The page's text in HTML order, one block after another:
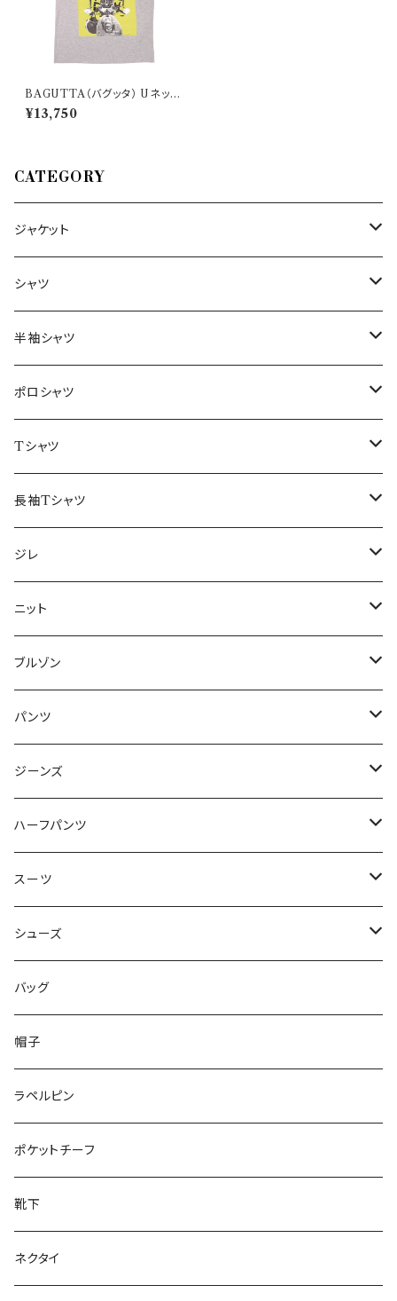
BAGUTTA（バグッタ） Uネック
半袖Tシャツ TC6_S8 31896
¥13,750
CATEGORY
ジャケット
～44/S
46/M
48/L
50/XL～
シャツ
～44/S
46/M
48/L
50/XL～
半袖シャツ
～44/S
46/M
48/L
50/XL～
ポロシャツ
～44/S
46/M
48/L
50/XL～
Tシャツ
～44/S
46/M
48/L
50/XL～
長袖Tシャツ
～44/S
46/M
48/L
50/XL～
ジレ
～44/S
46/M
48/L
50/XL～
ニット
～44/S
46/M
48/L
50/XL～
ブルゾン
～44/S
46/M
48/L
50/XL～
パンツ
～44/S
46/M
48/L
50/XL～
ジーンズ
～44/S
46/M
48/L
50/XL～
ハーフパンツ
～44/S
46/M
48/L
50/XL～
スーツ
～44/S
46/M
48/L
50/XL～
シューズ
～25.5cm
26cm～
27cm～
28cm～
バッグ
帽子
ラペルピン
ポケットチーフ
靴下
ネクタイ